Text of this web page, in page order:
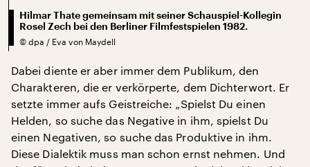
Hilmar Thate gemeinsam mit seiner Schauspiel-Kollegin
Rosel Zech bei den Berliner Filmfestspielen 1982.
© dpa / Eva von Maydell
Dabei diente er aber immer dem Publikum, den
Charakteren, die er verkörperte, dem Dichterwort. Er
setzte immer aufs Geistreiche: „Spielst Du einen
Helden, so suche das Negative in ihm, spielst Du
einen Negativen, so suche das Produktive in ihm.
Diese Dialektik muss man schon ernst nehmen. Und